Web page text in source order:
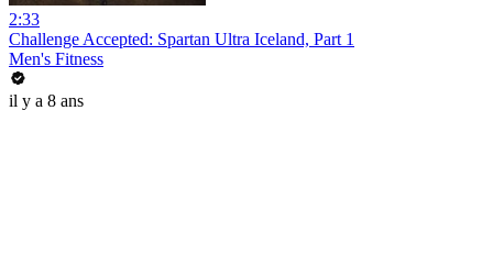
2:33
Challenge Accepted: Spartan Ultra Iceland, Part 1
Men's Fitness
il y a 8 ans